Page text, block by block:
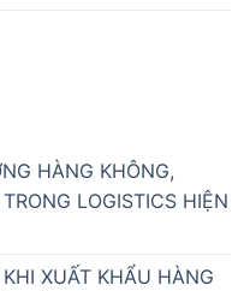
HÀNG KHÔNG,
LOGISTICS HIỆN
XUẤT KHẨU HÀNG